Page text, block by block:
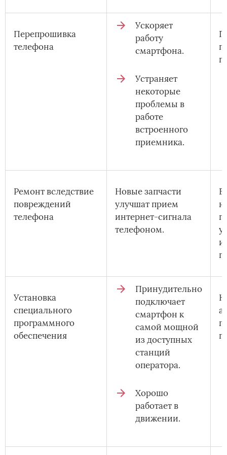
Перепрошивка
телефона
Ускоряет
работу
смартфона.
Устраняет
некоторые
проблемы в
работе
встроенного
приемника.
Ремонт вследствие
повреждений
телефона
Новые запчасти
улучшат прием
интернет-сигнала
телефоном.
Установка
специального
программного
обеспечения
Принудительно
подключает
смартфон к
самой мощной
из доступных
станций
оператора.
Хорошо
работает в
движении.